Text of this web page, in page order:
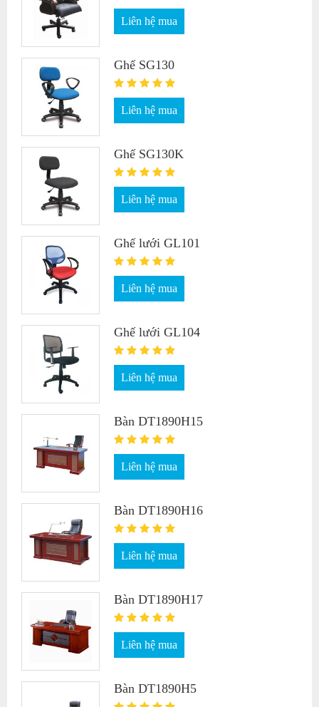
Liên hệ mua
Ghế SG130
Liên hệ mua
Ghế SG130K
Liên hệ mua
Ghế lưới GL101
Liên hệ mua
Ghế lưới GL104
Liên hệ mua
Bàn DT1890H15
Liên hệ mua
Bàn DT1890H16
Liên hệ mua
Bàn DT1890H17
Liên hệ mua
Bàn DT1890H5